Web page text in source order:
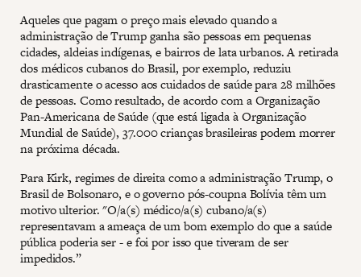
Aqueles que pagam o preço mais elevado quando a
administração de Trump ganha são pessoas em pequenas
cidades, aldeias indígenas, e bairros de lata urbanos. A retirada
dos médicos cubanos do Brasil, por exemplo, reduziu
drasticamente o acesso aos cuidados de saúde para 28 milhões
de pessoas. Como resultado, de acordo com a Organização
Pan-Americana de Saúde (que está ligada à Organização
Mundial de Saúde), 37.000 crianças brasileiras podem morrer
na próxima década.
Para Kirk, regimes de direita como a administração Trump, o
Brasil de Bolsonaro, e o governo pós-coupna Bolívia têm um
motivo ulterior. "O/a(s) médico/a(s) cubano/a(s)
representavam a ameaça de um bom exemplo do que a saúde
pública poderia ser - e foi por isso que tiveram de ser
impedidos.”